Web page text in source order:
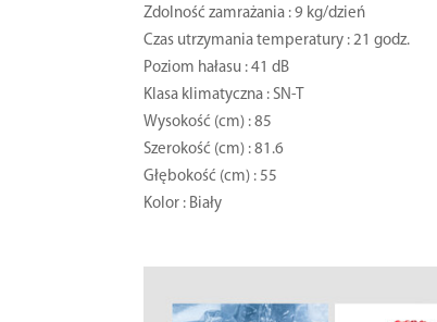
Zdolność zamrażania : 9 kg/dzień
Czas utrzymania temperatury : 21 godz.
Poziom hałasu : 41 dB
Klasa klimatyczna : SN-T
Wysokość (cm) : 85
Szerokość (cm) : 81.6
Głębokość (cm) : 55
Kolor : Biały